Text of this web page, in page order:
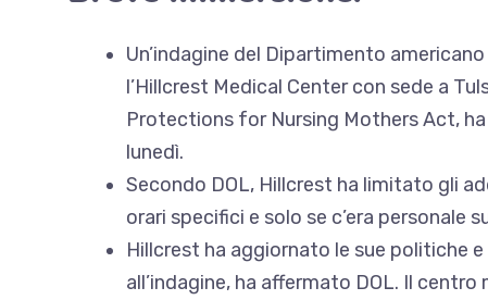
Un’indagine del Dipartimento
l’Hillcrest Medical Center con sede a
Protections for Nursing Mothers Act,
lunedì.
Secondo DOL, Hillcrest ha limitato gli
orari specifici e solo se c’era personale
Hillcrest ha aggiornato le sue politiche
all’indagine, ha affermato DOL. Il